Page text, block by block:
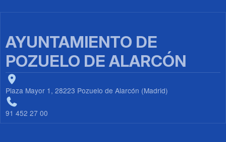
AYUNTAMIENTO DE
POZUELO DE ALARCÓN
Plaza Mayor 1, 28223 Pozuelo de Alarcón (Madrid)
91 452 27 00